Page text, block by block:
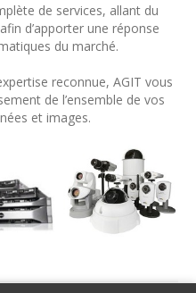
de services, allant du
d’apporter une réponse
du marché.
reconnue, AGIT vous
de l’ensemble de vos
et images.